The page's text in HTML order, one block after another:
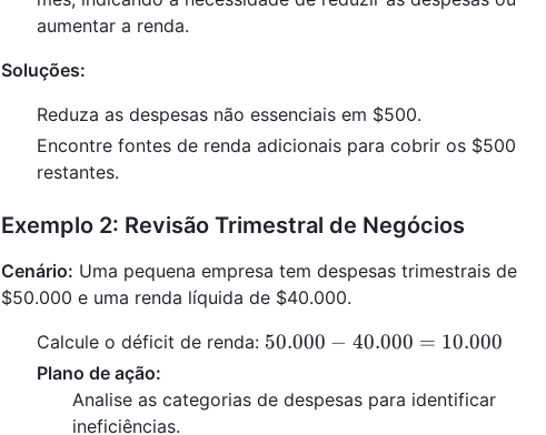
aumentar a renda.
Soluções:
Reduza as despesas não essenciais em $500.
Encontre fontes de renda adicionais para cobrir os $500
restantes.
Exemplo 2: Revisão Trimestral de Negócios
Cenário: Uma pequena empresa tem despesas trimestrais de
$50.000 e uma renda líquida de $40.000.
Calcule o déficit de renda: 50.000
40.000
50.000 − 40.000 = 10.000
Plano de ação:
Analise as categorias de despesas para identificar
ineficiências.